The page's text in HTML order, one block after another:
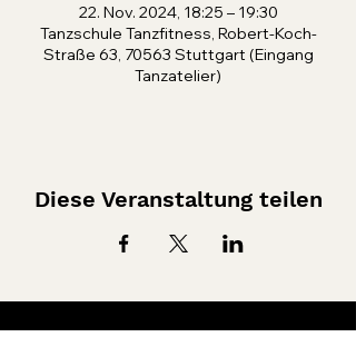
22. Nov. 2024, 18:25 – 19:30
Tanzschule Tanzfitness, Robert-Koch-
Straße 63, 70563 Stuttgart (Eingang
Tanzatelier)
Diese Veranstaltung teilen